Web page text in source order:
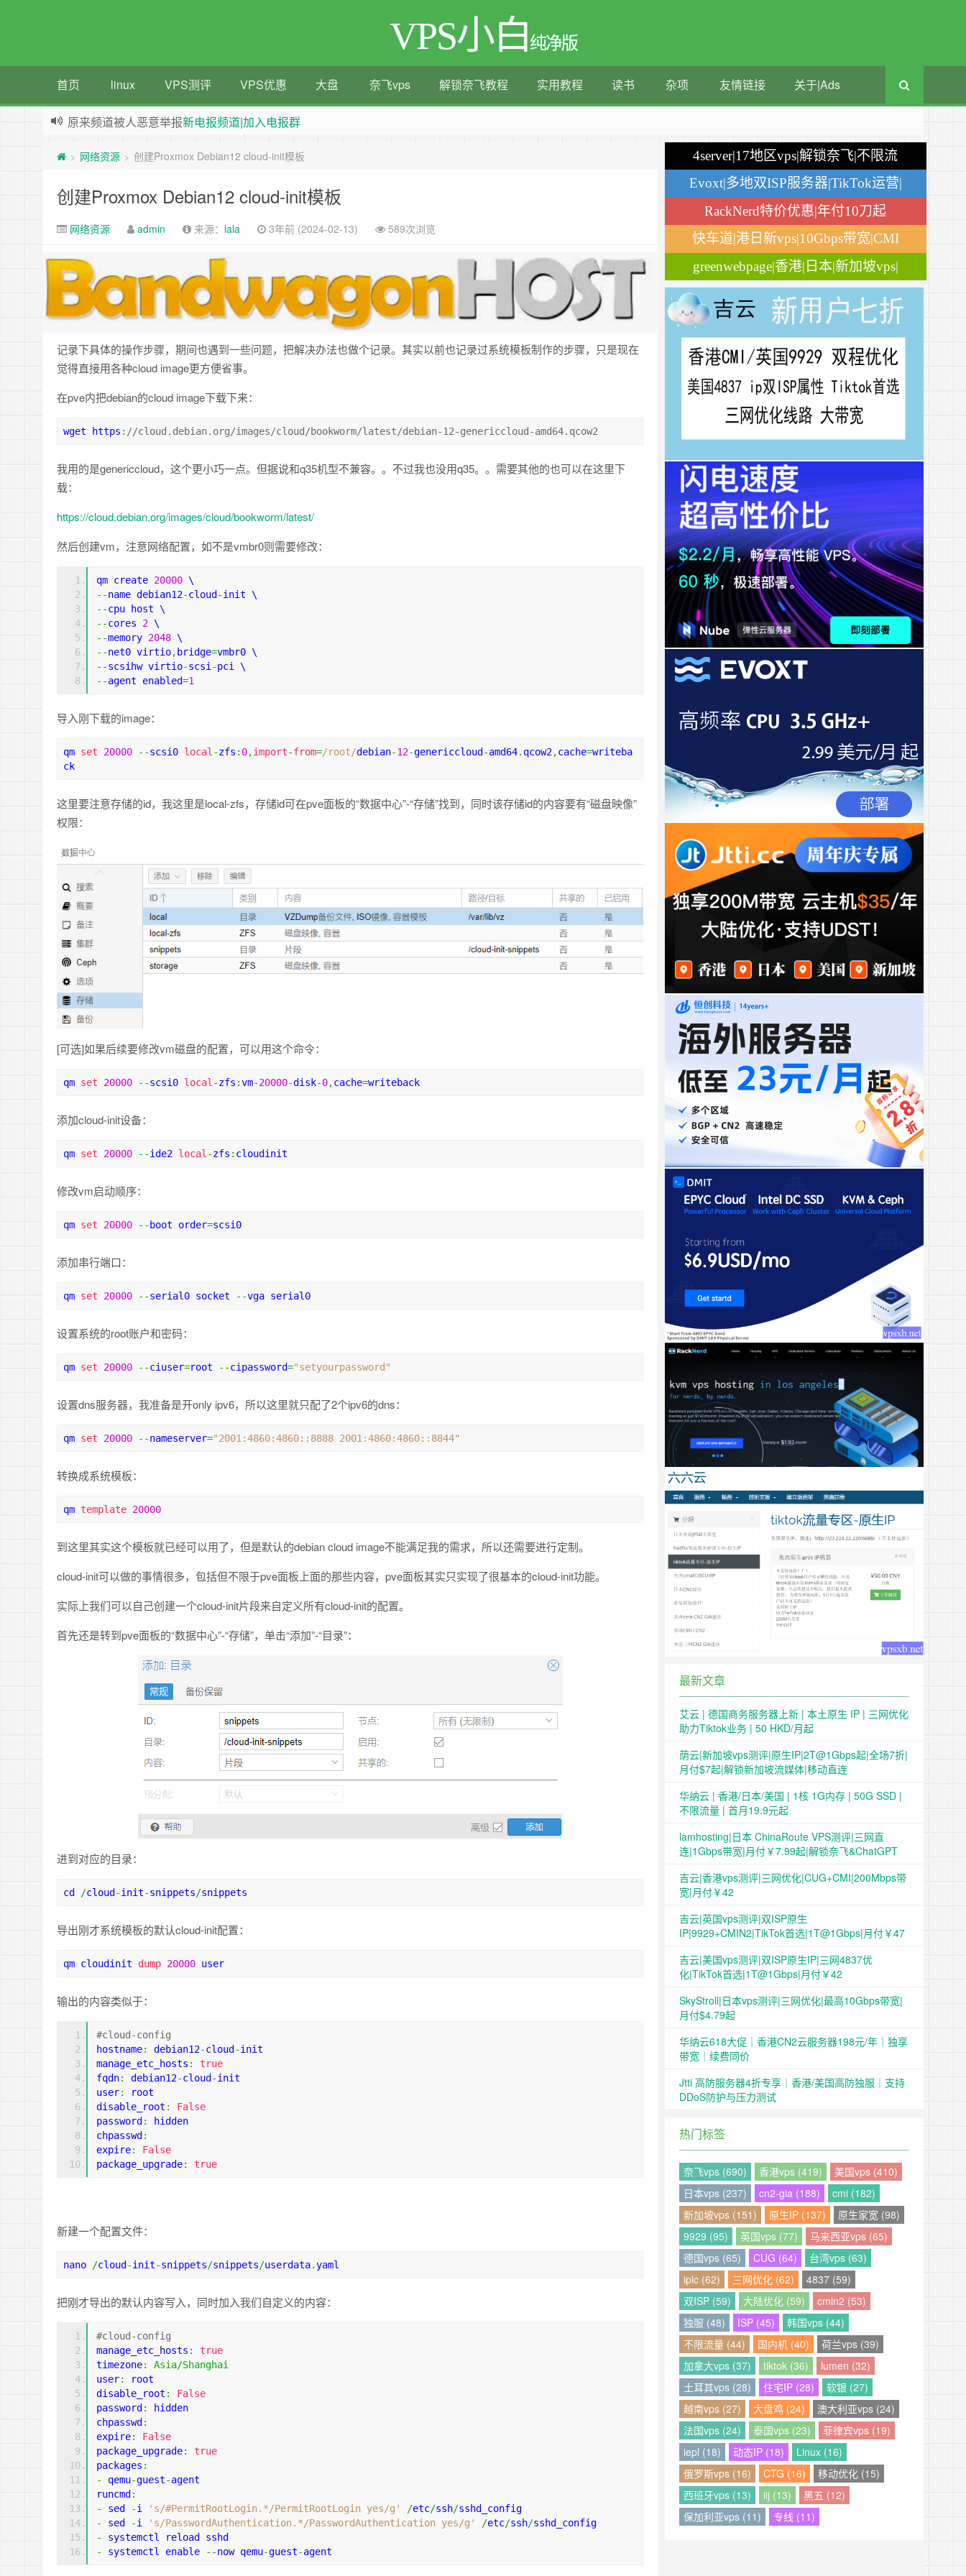
VPS小白纯净版
首页 linux VPS测评 VPS优惠 大盘 奈飞vps 解锁奈飞教程 实用教程 读书 杂项 友情链接 关于|Ads
原来频道被人恶意举报新电报频道|加入电报群
> 网络资源 > 创建Proxmox Debian12 cloud-init模板
创建Proxmox Debian12 cloud-init模板
网络资源 admin 来源： lala 3年前 (2024-02-13) 589次浏览
记录下具体的操作步骤，期间也遇到一些问题，把解决办法也做个记录。其实以前也记录过系统模板制作的步骤，只是现在
觉得直接用各种cloud image更方便省事。
在pve内把debian的cloud image下载下来：
wget https : //cloud.debian.org/images/cloud/bookworm/latest/debian-12-genericcloud-amd64.qcow2
我用的是genericcloud，这个更小巧一点。但据说和q35机型不兼容。。不过我也没用q35。。需要其他的也可以在这里下
载：
https://cloud.debian.org/images/cloud/bookworm/latest/
然后创建vm，注意网络配置，如不是vmbr0则需要修改：
qm create 20000 \
--name debian12-cloud -init \
--cpu host \
--cores 2 \
--memory 2048 \
--net0 virtio, bridge=vmbr0 \
--scsihw virtio-scsi -pci \
--agent enabled=1
导入刚下载的image：
qm set 20000 --scsi0 local -zfs : 0,import-from=/root/debian-12-genericcloud -amd64. qcow2,cache=writeba
ck
这里要注意存储的id，我这里是local-zfs，存储id可在pve面板的“数据中心”-“存储”找到，同时该存储id的内容要有“磁盘映像”
权限：
[可选]如果后续要修改vm磁盘的配置，可以用这个命令：
qm set 20000 --scsi0 local-zfs :vm-20000-disk-0,cache=writeback
添加cloud-init设备：
qm set 20000 --ide2 local-zfs : cloudinit
修改vm启动顺序：
qm set 20000 -- boot order=scsi0
添加串行端口：
qm set 20000 --serial0 socket --vga serial0
设置系统的root账户和密码：
qm set 20000 --ciuser=root --cipassword="setyourpassword"
设置dns服务器，我准备是开only ipv6，所以这里就只配了2个ipv6的dns：
qm set 20000 --nameserver="2001:4860:4860::8888 2001:4860:4860::8844"
转换成系统模板：
qm template 20000
到这里其实这个模板就已经可以用了，但是默认的debian cloud image不能满足我的需求，所以还需要进行定制。
cloud-init可以做的事情很多，包括但不限于pve面板上面的那些内容，pve面板其实只实现了很基本的cloud-init功能。
实际上我们可以自己创建一个cloud-init片段来自定义所有cloud-init的配置。
首先还是转到pve面板的“数据中心”-“存储”，单击“添加”-“目录”：
进到对应的目录：
cd /cloud -init-snippets/snippets
导出刚才系统模板的默认cloud-init配置：
qm cloudinit dump 20000 user
输出的内容类似于：
#cloud-config
hostname: debian12-cloud -init
manage_etc_hosts :
true
fqdn: debian12-cloud -init
user:
root
disable_root :
False
password :
hidden
chpasswd :
expire:
False
package_upgrade: true
新建一个配置文件：
nano /cloud -init-snippets/snippets/userdata.yaml
把刚才导出的默认内容写入，同时加入我们自定义的内容：
#cloud-config
manage_etc_hosts :
true
timezone: Asia/Shanghai
user:
root
disable_root :
False
password :
hidden
chpasswd :
expire:
False
package_upgrade:
true
packages :
-
qemu-guest-agent
runcmd :
-
sed -i 's/#PermitRootLogin.*/PermitRootLogin yes/g' /etc/ssh/sshd_config
-
sed -i 's/PasswordAuthentication.*/PasswordAuthentication yes/g' /etc/ssh/sshd_config
-
systemctl reload sshd
-
systemctl enable --now qemu-guest-agent
4server|17地区vps|解锁奈飞|不限流
量
Evoxt|多地双ISP服务器|TikTok运营|
月付$2.84
RackNerd特价优惠|年付10刀起
快车道|港日新vps|10Gbps带宽|CMI
greenwebpage|香港|日本|新加坡vps|
移动直连
最新文章
艾云 | 德国商务服务器上新 | 本土原生 IP | 三网优化
助力Tiktok业务 | 50 HKD/月起
荫云|新加坡vps测评|原生IP|2T@1Gbps起|全场7折|
月付$7起|解锁新加坡流媒体|移动直连
华纳云 | 香港/日本/美国 | 1核 1G内存 | 50G SSD |
不限流量 | 首月19.9元起
lamhosting|日本 ChinaRoute VPS测评|三网直
连|1Gbps带宽|月付￥7.99起|解锁奈飞&ChatGPT
吉云|香港vps测评|三网优化|CUG+CMI|200Mbps带
宽|月付￥42
吉云|英国vps测评|双ISP原生
IP|9929+CMIN2|TikTok首选|1T@1Gbps|月付￥47
吉云|美国vps测评|双ISP原生IP|三网4837优
化|TikTok首选|1T@1Gbps|月付￥42
SkyStroll|日本vps测评|三网优化|最高10Gbps带宽|
月付$4.79起
华纳云618大促｜香港CN2云服务器198元/年｜独享
带宽｜续费同价
Jtti 高防服务器4折专享｜香港/美国高防独服｜支持
DDoS防护与压力测试
热门标签
奈飞vps (690) 香港vps (419)
美国vps (410)
日本vps (237)
cn2-gia (188)
cmi (182)
新加坡vps (151)
原生IP (137)
原生家宽 (98)
9929 (95)
英国vps (77)
马来西亚vps (65)
德国vps (65)
CUG (64)
台湾vps (63)
iplc (62)
三网优化 (62)
4837 (59)
双ISP (59)
大陆优化 (59)
cmin2 (53)
独服 (48)
ISP (45)
韩国vps (44)
不限流量 (44)
国内机 (40)
荷兰vps (39)
加拿大vps (37)
tiktok (36)
lumen (32)
土耳其vps (28)
住宅IP (28)
软银 (27)
越南vps (27)
大盘鸡 (24)
澳大利亚vps (24)
法国vps (24)
泰国vps (23)
菲律宾vps (19)
iepl (18)
动态IP (18)
Linux (16)
俄罗斯vps (16)
CTG (16)
移动优化 (15)
西班牙vps (13)
iij (13)
黑五 (12)
保加利亚vps (11)
专线 (11)